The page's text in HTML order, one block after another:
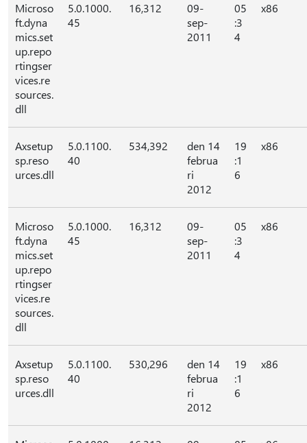
Microso
ft.dyna
mics.set
up.repo
rtingser
vices.re
sources.
dll
5.0.1000.
45
16,312
09-
sep-
2011
05
:3
4
x86
Axsetup
sp.reso
urces.dll
5.0.1100.
40
534,392
den 14
februa
ri
2012
19
:1
6
x86
Microso
ft.dyna
mics.set
up.repo
rtingser
vices.re
sources.
dll
5.0.1000.
45
16,312
09-
sep-
2011
05
:3
4
x86
Axsetup
sp.reso
urces.dll
5.0.1100.
40
530,296
den 14
februa
ri
2012
19
:1
6
x86